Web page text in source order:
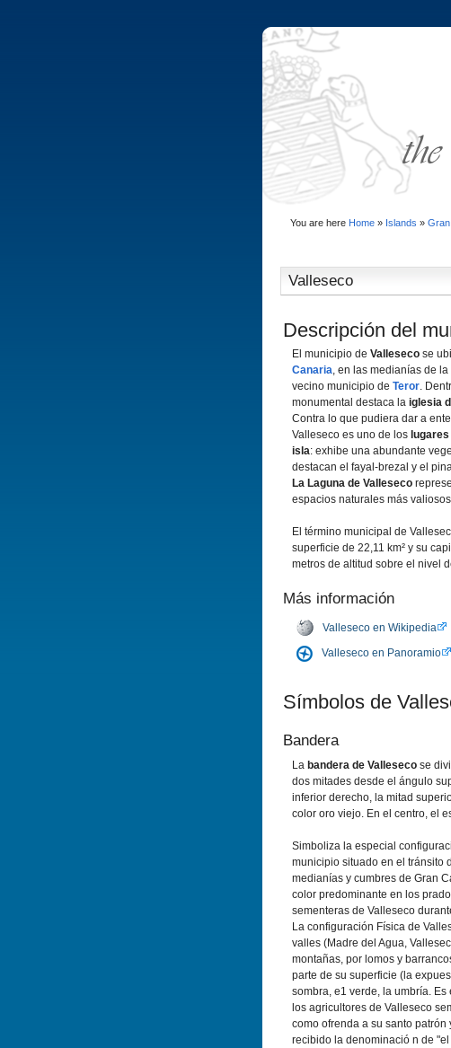
You are here Home» Islands »
Valleseco
Descripción del
El municipio de Valleseco se
Canaria, en las medianí­as de la
vecino municipio de Teror.
monumental destaca la iglesia
Contra lo que pudiera dar a
Valleseco es uno de los
isla: exhibe una abundante
destacan el fayal-brezal y el
La Laguna de Valleseco
espacios naturales más
El término municipal de
superficie de 22,11 km² y su
metros de altitud sobre el nivel
Más información
Valleseco en Wikipedia
Valleseco en Panoramio
Sí­mbolos de
Bandera
La bandera de Valleseco se
dos mitades desde el ángulo
inferior derecho, la mitad
color oro viejo. En el centro, el
Simboliza la especial
municipio situado en el tránsito
medianías y cumbres de Gran
color predominante en los
sementeras de Valleseco
La configuración Física de
valles (Madre del Agua,
montañas, por lomos y
parte de su superficie (la
sombra, e1 verde, la umbría.
los agricultores de Valleseco
como ofrenda a su santo
recibido la denominació n de